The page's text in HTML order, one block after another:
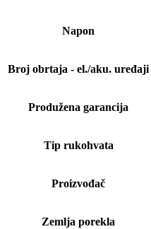
Napon
Broj obrtaja - el./aku. uređaji
Produžena garancija
Tip rukohvata
Proizvođač
Zemlja porekla